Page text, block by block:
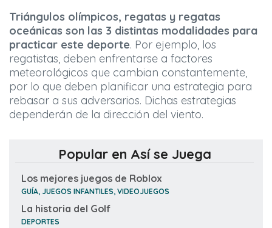
Triángulos olímpicos, regatas y regatas
oceánicas son las 3 distintas modalidades para
practicar este deporte. Por ejemplo, los
regatistas, deben enfrentarse a factores
meteorológicos que cambian constantemente,
por lo que deben planificar una estrategia para
rebasar a sus adversarios. Dichas estrategias
dependerán de la dirección del viento.
Popular en Así se Juega
Los mejores juegos de Roblox
GUÍA, JUEGOS INFANTILES, VIDEOJUEGOS
La historia del Golf
DEPORTES